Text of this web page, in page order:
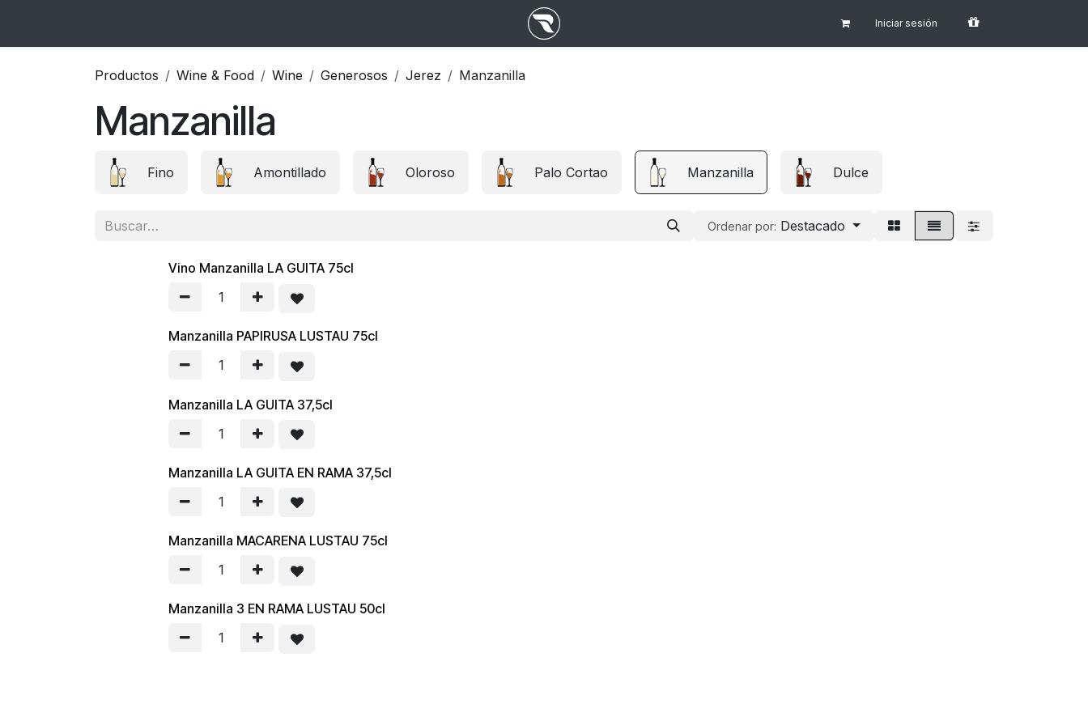
Iniciar sesión
Productos Wine & Food Wine Generosos Jerez Manzanilla
Manzanilla
Fino Amontillado Oloroso Palo Cortao Manzanilla Dulce
Ordenar por: Destacado
Vino Manzanilla LA GUITA 75cl
Manzanilla PAPIRUSA LUSTAU 75cl
Manzanilla LA GUITA 37,5cl
Manzanilla LA GUITA EN RAMA 37,5cl
Manzanilla MACARENA LUSTAU 75cl
Manzanilla 3 EN RAMA LUSTAU 50cl